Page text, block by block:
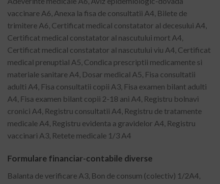
vaccinare A6, Anexa la fisa de consultatii A4, Bilete de
trimitere A6, Certificat medical constatator al decesului A4,
Certificat medical constatator al nascutului mort A4,
Certificat medical constatator al nascutului viu A4, Certificat
medical prenuptial A5, Condica prescriptii medicamente si
materiale sanitare A4, Dosar medical A5, Fisa consultatii
adulti A4, Fisa consultatii copii A3, Fisa examen bilant adulti
A4, Fisa examen bilant copii 2-18 ani A4, Registru bolnavi
cronici A4, Registru consultatii A4, Registru de tratamente
medicale A4, Registru evidenta a gravidelor A4, Registru
vaccinari A3, Retete medicale 1/3 A4
Formulare financiar-contabile diverse
Balanta de verificare A3, Bon de consum (colectiv) 1/2A4,